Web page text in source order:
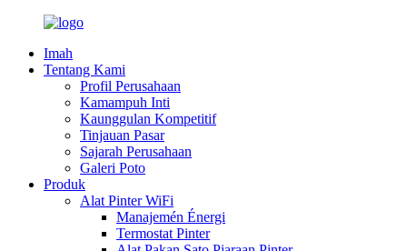
Imah
Tentang Kami
Profil Perusahaan
Kamampuh Inti
Kaunggulan Kompetitif
Tinjauan Pasar
Sajarah Perusahaan
Galeri Poto
Produk
Alat Pinter WiFi
Manajemén Énergi
Termostat Pinter